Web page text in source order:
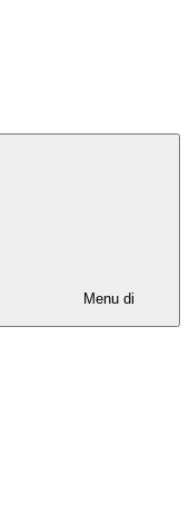
Menu di